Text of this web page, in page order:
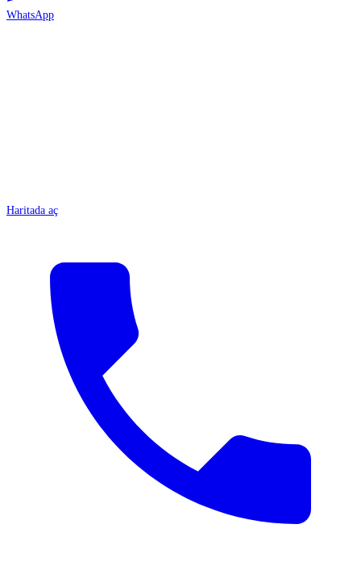
WhatsApp
Haritada aç